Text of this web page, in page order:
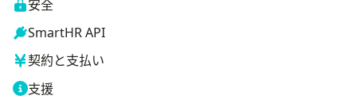
安全
SmartHR API
契約と支払い
支援